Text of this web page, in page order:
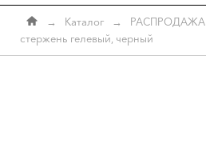
→ Каталог → РАСПРОДАЖА
стержень гелевый, черный